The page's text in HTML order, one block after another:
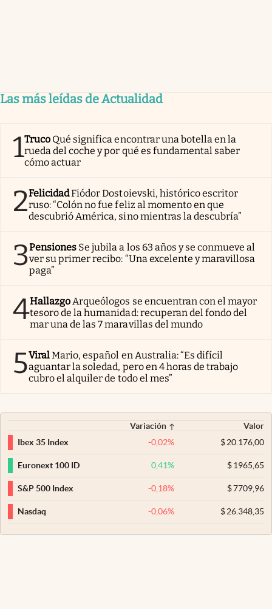
Las más leídas de Actualidad
1Truco Qué significa encontrar una botella en la
rueda del coche y por qué es fundamental saber
cómo actuar
2FelicidadFiódor Dostoievski, histórico escritor
ruso: “Colón no fue feliz al momento en que
descubrió América, sino mientras la descubría”
3Pensiones Se jubila a los 63 años y se conmueve al
ver su primer recibo: “Una excelente y maravillosa
paga”
4Hallazgo Arqueólogos se encuentran con el mayor
tesoro de la humanidad: recuperan del fondo del
mar una de las 7 maravillas del mundo
5ViralMario, español en Australia: “Es difícil
aguantar la soledad, pero en 4 horas de trabajo
cubro el alquiler de todo el mes”
Variación
Valor
Ibex 35 Index
-0,02% $20.176,00
Euronext 100 ID 0,41% $1965,65
S&P 500 Index -0,18% $7709,96
Nasdaq -0,06% $26.348,35